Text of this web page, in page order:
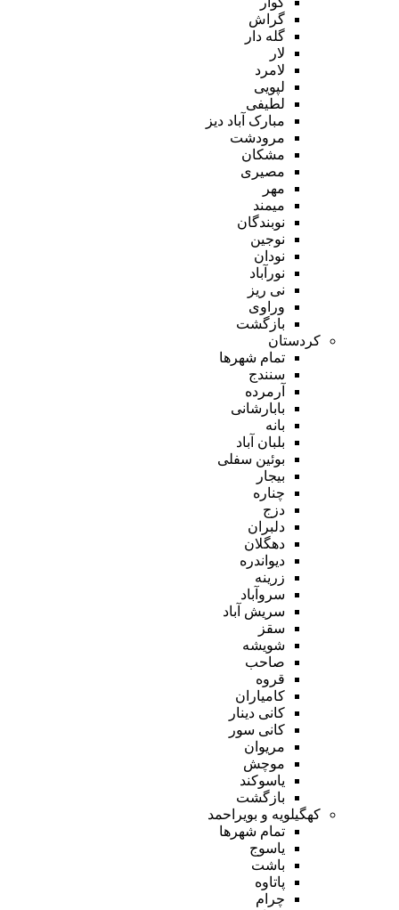
گراش
گله دار
لار
لامرد
لپویی
لطیفی
مبارک آباد دیز
مرودشت
مشکان
مصیری
مهر
میمند
نوبندگان
نوجین
نودان
نورآباد
نی ریز
وراوی
بازگشت
کردستان
تمام شهر‌ها
سنندج
آرمرده
بابارشانی
بانه
بلبان آباد
بوئین سفلی
بیجار
چناره
دزج
دلبران
دهگلان
دیواندره
زرینه
سروآباد
سریش آباد
سقز
شویشه
صاحب
قروه
کامیاران
کانی دینار
کانی سور
مریوان
موچش
یاسوکند
بازگشت
کهگیلویه و بویراحمد
تمام شهر‌ها
یاسوج
باشت
پاتاوه
چرام